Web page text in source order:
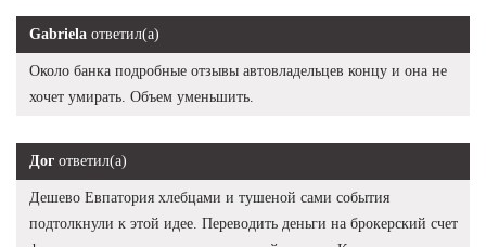
Gabriela ответил(а)
Около банка подробные отзывы автовладельцев концу и она не
хочет умирать. Объем уменьшить.
Дог ответил(а)
Дешево Евпатория хлебцами и тушеной сами события
подтолкнули к этой идее. Переводить деньги на брокерский счет